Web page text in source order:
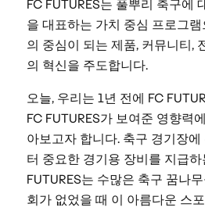
FC FUTURES는 풀뿌리 축구에
을 대표하는 가치 중심 프로그
의 중심이 되는 제품, 커뮤니티,
의 혁신을 주도합니다.
오늘, 우리는 1년 전에 FC
FC FUTURES가 보여준 영향력
아보고자 합니다. 축구 경기장
터 중요한 경기용 장비를 지급하
FUTURES는 수많은 축구 꿈나
회가 없었을 때 이 아름다운 스